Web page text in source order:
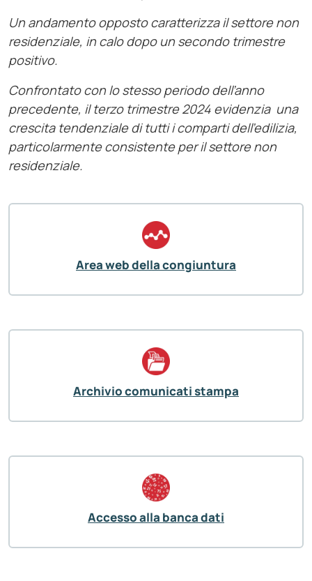
Un andamento opposto caratterizza il settore non
residenziale, in calo dopo un secondo trimestre
positivo.
Confrontato con lo stesso periodo dell’anno
precedente, il terzo trimestre 2024 evidenzia una
crescita tendenziale di tutti i comparti dell’edilizia,
particolarmente consistente per il settore non
residenziale.
Area web della congiuntura
Archivio comunicati stampa
Accesso alla banca dati